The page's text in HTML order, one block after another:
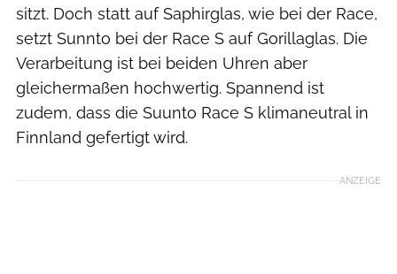
sitzt. Doch statt auf Saphirglas, wie bei der Race,
setzt Sunnto bei der Race S auf Gorillaglas. Die
Verarbeitung ist bei beiden Uhren aber
gleichermaßen hochwertig. Spannend ist
zudem, dass die Suunto Race S klimaneutral in
Finnland gefertigt wird.
ANZEIGE